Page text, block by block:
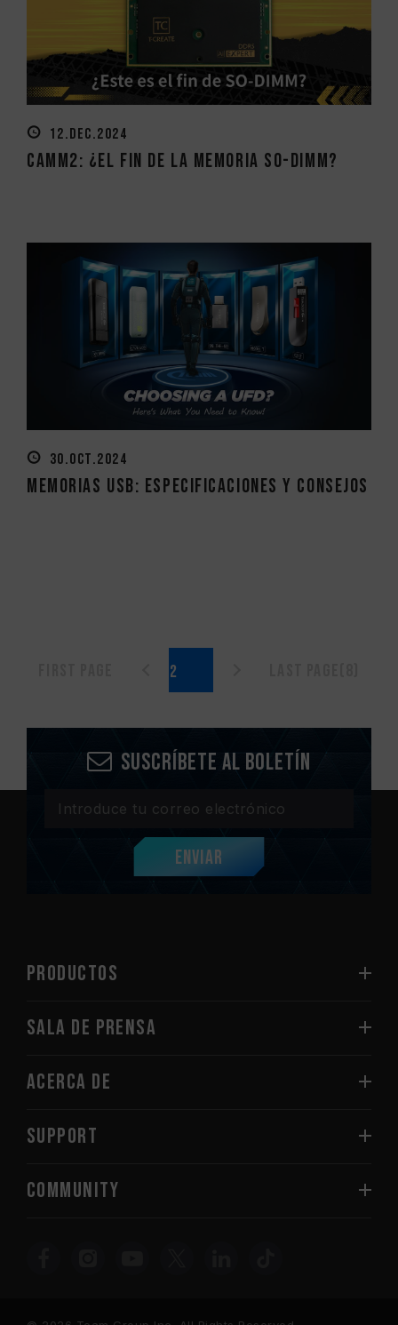
12.DEC.2024
CAMM2: ¿el fin de la memoria SO-DIMM?
30.OCT.2024
Memorias USB: Especificaciones y consejos
Suscríbete al boletín
Enviar
PRODUCTOS
Sala de prensa
Acerca de
SUPPORT
COMMUNITY